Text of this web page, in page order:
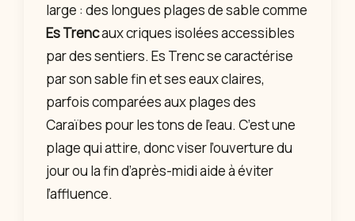
large : des longues plages de sable comme
Es Trencaux criques isolées accessibles
par des sentiers. Es Trenc se caractérise
par son sable fin et ses eaux claires,
parfois comparées aux plages des
Caraïbes pour les tons de l’eau. C’est une
plage qui attire, donc viser l’ouverture du
jour ou la fin d’après-midi aide à éviter
l’affluence.